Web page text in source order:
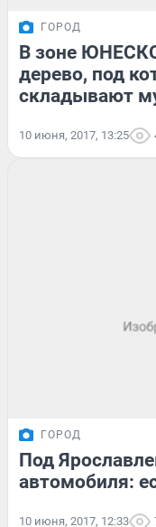
ГОРОД
В зоне
дерево, под
складывают
10 июня, 2017, 13:25
ГОРОД
Под
автомобиля:
10 июня, 2017, 12:33